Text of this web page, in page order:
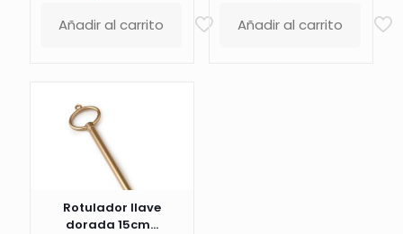
Añadir al carrito Añadir al carrito
Rotulador llave
dorada 15cm...